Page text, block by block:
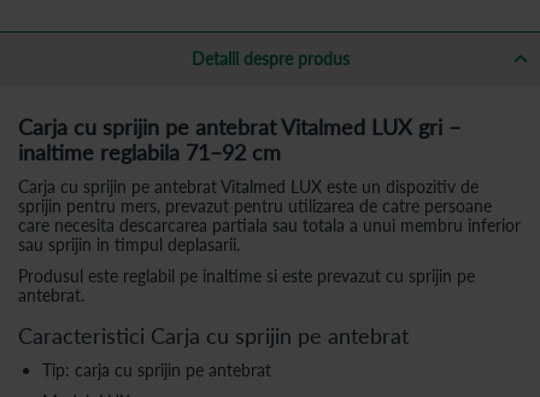
Detalii despre produs
Carja cu sprijin pe antebrat Vitalmed LUX gri –
inaltime reglabila 71–92 cm
Carja cu sprijin pe antebrat Vitalmed LUX este un dispozitiv de
sprijin pentru mers, prevazut pentru utilizarea de catre persoane
care necesita descarcarea partiala sau totala a unui membru inferior
sau sprijin in timpul deplasarii.
Produsul este reglabil pe inaltime si este prevazut cu sprijin pe
antebrat.
Caracteristici Carja cu sprijin pe antebrat
Tip: carja cu sprijin pe antebrat